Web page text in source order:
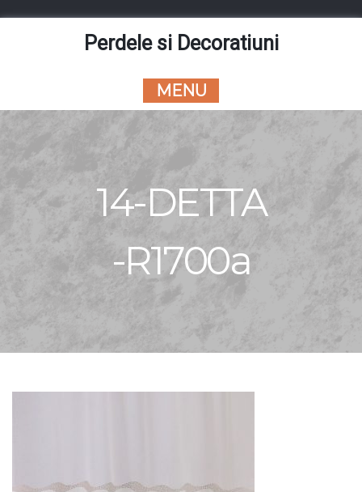
Perdele si Decoratiuni
MENU
14-DETTA
-R1700a